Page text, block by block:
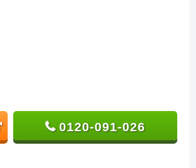
0120-091-026